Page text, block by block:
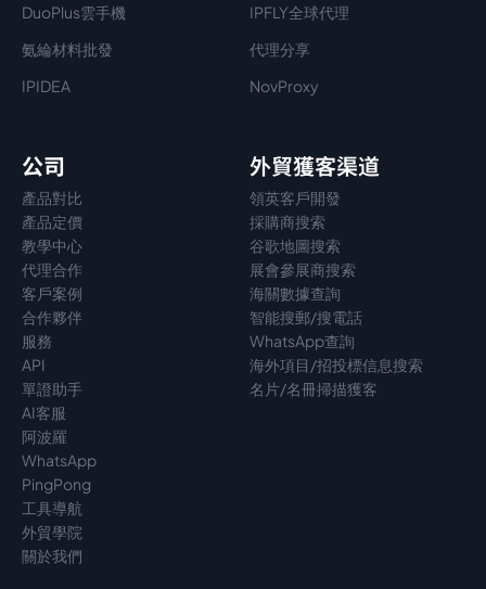
DuoPlus雲手機
IPFLY全球代理
氨綸材料批發
代理分享
IPIDEA
NovProxy
公司
產品對比
產品定價
教學中心
代理合作
客戶案例
合作夥伴
服務
API
單證助手
AI客服
阿波羅
WhatsApp
PingPong
工具導航
外貿學院
關於我們
外貿獲客渠道
領英客戶開發
採購商搜索
谷歌地圖搜索
展會參展商搜索
海關數據查詢
智能搜郵/搜電話
WhatsApp查詢
海外項目/招投標信息搜索
名片/名冊掃描獲客